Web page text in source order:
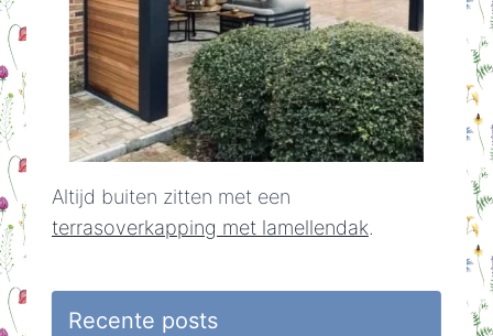
Altijd buiten zitten met een
terrasoverkapping met lamellendak.
Recente posts